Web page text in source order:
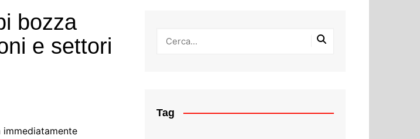
bozza
e settori
immediatamente
Tag